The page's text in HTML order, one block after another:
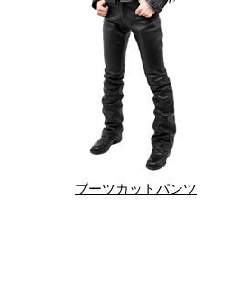
ブーツカットパンツ